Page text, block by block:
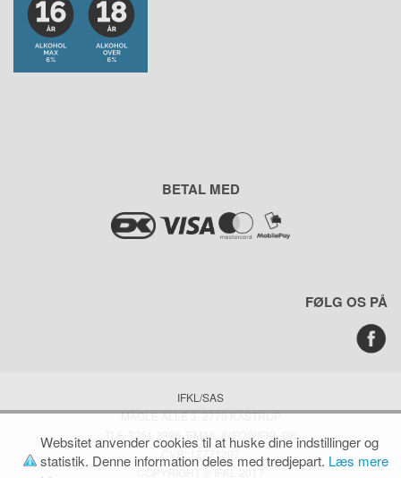
BETAL MED
FØLG OS PÅ
IFKL/SAS
MAGLE ALLÉ 3, 2770 KASTRUP
TLF. 3251 2986, EMAIL INFO@IFKL.DK
CVR: 12771207
Websitet anvender cookies til at huske dine indstillinger og
statistik. Denne information deles med tredjepart. Læs mere